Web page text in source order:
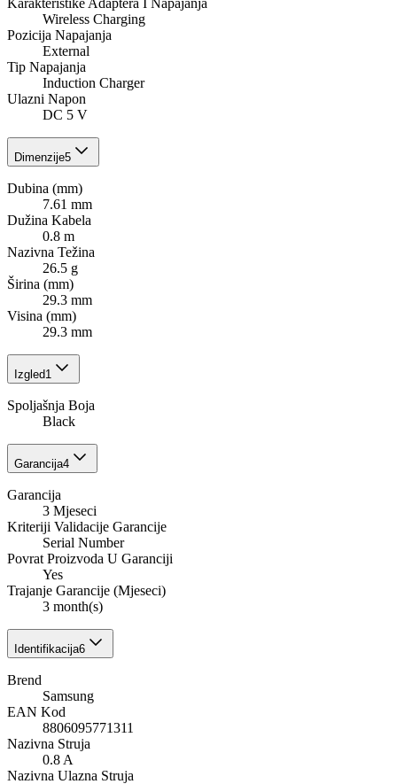
Karakteristike Adaptera I Napajanja
Wireless Charging
Pozicija Napajanja
External
Tip Napajanja
Induction Charger
Ulazni Napon
DC 5 V
Dimenzije5
Dubina (mm)
7.61 mm
Dužina Kabela
0.8 m
Nazivna Težina
26.5 g
Širina (mm)
29.3 mm
Visina (mm)
29.3 mm
Izgled1
Spoljašnja Boja
Black
Garancija4
Garancija
3 Mjeseci
Kriteriji Validacije Garancije
Serial Number
Povrat Proizvoda U Garanciji
Yes
Trajanje Garancije (Mjeseci)
3 month(s)
Identifikacija6
Brend
Samsung
EAN Kod
8806095771311
Nazivna Struja
0.8 A
Nazivna Ulazna Struja